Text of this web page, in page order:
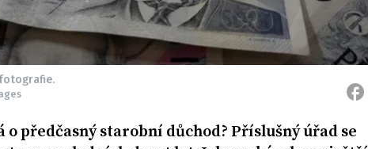
o předčasný starobní důchod? Příslušný úřad se